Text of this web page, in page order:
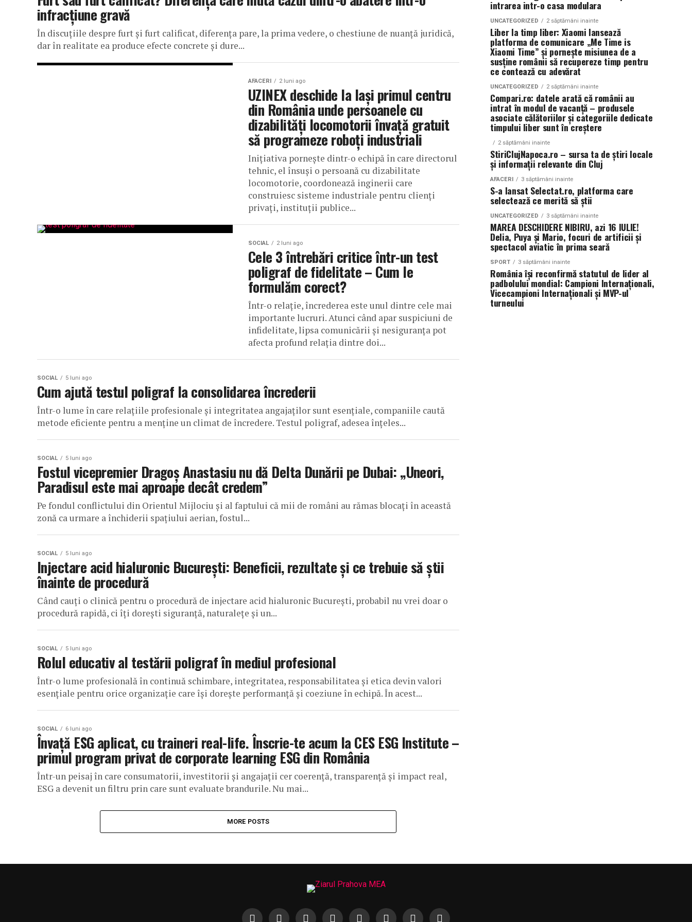
infracțiune gravă
În discuțiile despre furt și furt calificat, diferența pare, la prima vedere, o chestiune de nuanță juridică,
dar în realitate ea produce efecte concrete și dure...
AFACERI 2 luni ago
UZINEX deschide la Iași primul centru
din România unde persoanele cu
dizabilități locomotorii învață gratuit
să programeze roboți industriali
Inițiativa pornește dintr-o echipă în care directorul
tehnic, el însuși o persoană cu dizabilitate
locomotorie, coordonează inginerii care
construiesc sisteme industriale pentru clienți
privați, instituții publice...
SOCIAL 2 luni ago
Cele 3 întrebări critice într-un test
poligraf de fidelitate – Cum le
formulăm corect?
Într-o relație, încrederea este unul dintre cele mai
importante lucruri. Atunci când apar suspiciuni de
infidelitate, lipsa comunicării și nesiguranța pot
afecta profund relația dintre doi...
SOCIAL 5 luni ago
Cum ajută testul poligraf la consolidarea încrederii
Într-o lume în care relațiile profesionale și integritatea angajaților sunt esențiale, companiile caută
metode eficiente pentru a menține un climat de încredere. Testul poligraf, adesea înțeles...
SOCIAL 5 luni ago
Fostul vicepremier Dragoș Anastasiu nu dă Delta Dunării pe Dubai: „Uneori,
Paradisul este mai aproape decât credem”
Pe fondul conflictului din Orientul Mijlociu și al faptului că mii de români au rămas blocați în această
zonă ca urmare a închiderii spațiului aerian, fostul...
SOCIAL 5 luni ago
Injectare acid hialuronic București: Beneficii, rezultate și ce trebuie să știi
înainte de procedură
Când cauți o clinică pentru o procedură de injectare acid hialuronic București, probabil nu vrei doar o
procedură rapidă, ci îți dorești siguranță, naturalețe și un...
SOCIAL 5 luni ago
Rolul educativ al testării poligraf în mediul profesional
Într-o lume profesională în continuă schimbare, integritatea, responsabilitatea și etica devin valori
esențiale pentru orice organizație care își dorește performanță și coeziune în echipă. În acest...
SOCIAL 6 luni ago
Învață ESG aplicat, cu traineri real-life. Înscrie-te acum la CES ESG Institute –
primul program privat de corporate learning ESG din România
Într-un peisaj în care consumatorii, investitorii și angajații cer coerență, transparență și impact real,
ESG a devenit un filtru prin care sunt evaluate brandurile. Nu mai...
MORE POSTS
intrarea intr-o casa modulara
UNCATEGORIZED 2 săptămâni inainte
Liber la timp liber: Xiaomi lansează
platforma de comunicare „Me Time is
Xiaomi Time” și pornește misiunea de a
susține românii să recupereze timp pentru
ce contează cu adevărat
UNCATEGORIZED 2 săptămâni inainte
Compari.ro: datele arată că românii au
intrat în modul de vacanță – produsele
asociate călătoriilor și categoriile dedicate
timpului liber sunt în creștere
2 săptămâni inainte
StiriClujNapoca.ro – sursa ta de știri locale
și informații relevante din Cluj
AFACERI 3 săptămâni inainte
S-a lansat Selectat.ro, platforma care
selectează ce merită să știi
UNCATEGORIZED 3 săptămâni inainte
MAREA DESCHIDERE NIBIRU, azi 16 IULIE!
Delia, Puya și Mario, focuri de artificii și
spectacol aviatic în prima seară
SPORT 3 săptămâni inainte
România își reconfirmă statutul de lider al
padbolului mondial: Campioni Internaționali,
Vicecampioni Internaționali și MVP-ul
turneului